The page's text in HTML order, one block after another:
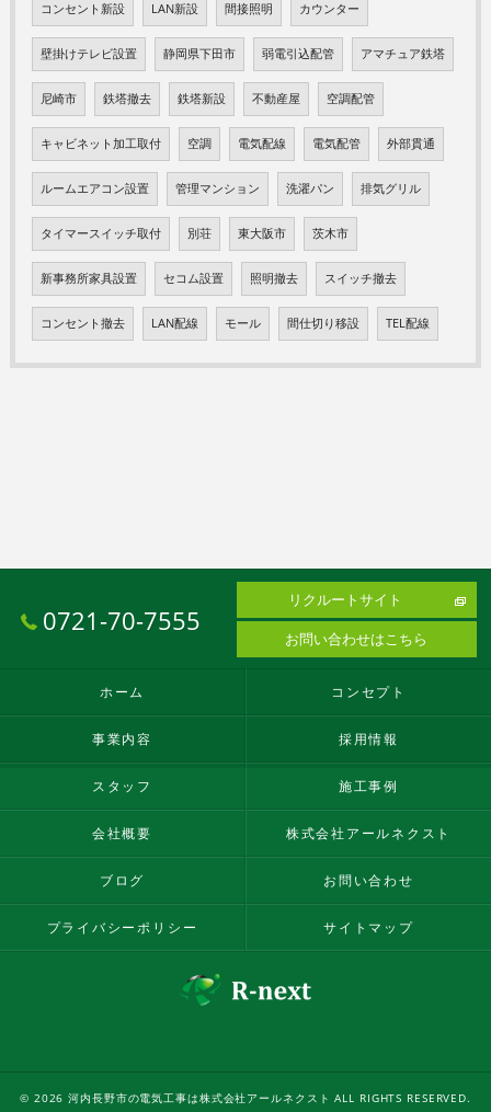
コンセント新設 LAN新設 間接照明 カウンター
壁掛けテレビ設置 静岡県下田市 弱電引込配管 アマチュア鉄塔
尼崎市 鉄塔撤去 鉄塔新設 不動産屋 空調配管
キャビネット加工取付 空調 電気配線 電気配管 外部貫通
ルームエアコン設置 管理マンション 洗濯パン 排気グリル
タイマースイッチ取付 別荘 東大阪市 茨木市
新事務所家具設置 セコム設置 照明撤去 スイッチ撤去
コンセント撤去 LAN配線 モール 間仕切り移設 TEL配線
0721-70-7555
リクルートサイト
お問い合わせはこちら
ホーム コンセプト
事業内容 採用情報
スタッフ 施工事例
会社概要 株式会社アールネクスト
ブログ お問い合わせ
プライバシーポリシー サイトマップ
© 2026 河内長野市の電気工事は株式会社アールネクスト ALL RIGHTS RESERVED.